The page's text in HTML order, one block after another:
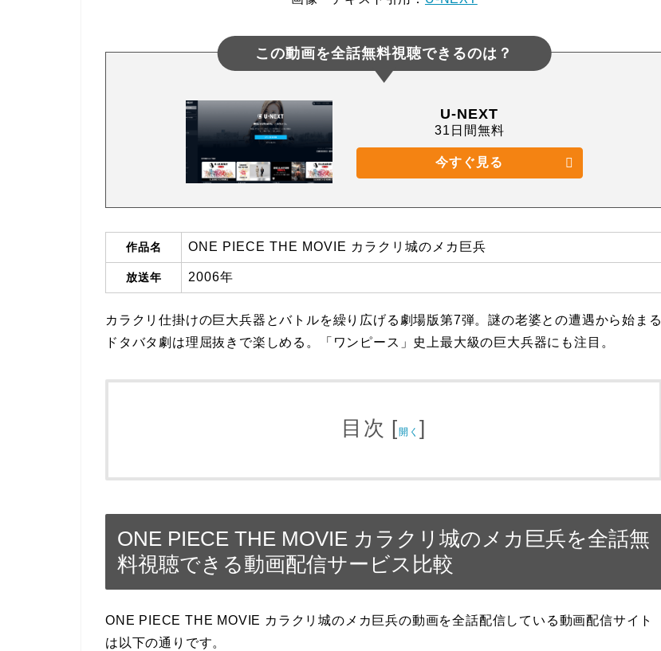
この動画を全話無料視聴できるのは？
U-NEXT
31日間無料
今すぐ見る
作品名 ONE PIECE THE MOVIE カラクリ城のメカ巨兵
放送年 2006年
カラクリ仕掛けの巨大兵器とバトルを繰り広げる劇場版第7弾。謎の老婆との遭遇から始まる
ドタバタ劇は理屈抜きで楽しめる。「ワンピース」史上最大級の巨大兵器にも注目。
目次 [ 開く ]
ONE PIECE THE MOVIE カラクリ城のメカ巨兵を全話無
料視聴できる動画配信サービス比較
ONE PIECE THE MOVIE カラクリ城のメカ巨兵の動画を全話配信している動画配信サイト
は以下の通りです。